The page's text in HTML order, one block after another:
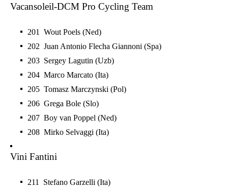
Vacansoleil-DCM Pro Cycling Team
201 Wout Poels (Ned)
202 Juan Antonio Flecha Giannoni (Spa)
203 Sergey Lagutin (Uzb)
204 Marco Marcato (Ita)
205 Tomasz Marczynski (Pol)
206 Grega Bole (Slo)
207 Boy van Poppel (Ned)
208 Mirko Selvaggi (Ita)
Vini Fantini
211 Stefano Garzelli (Ita)